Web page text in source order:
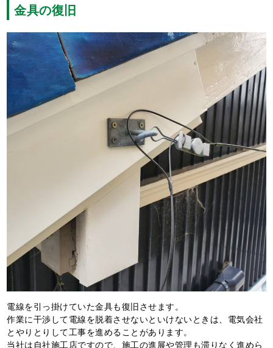
金具の復旧
電線を引っ掛けていた金具も復旧させます。
作業に干渉して電線を脱着させないといけないときは、電気会社
とやりとりして工事を進めることがあります。
当社は自社施工店ですので、施工の進展や管理も滞りなく進めら